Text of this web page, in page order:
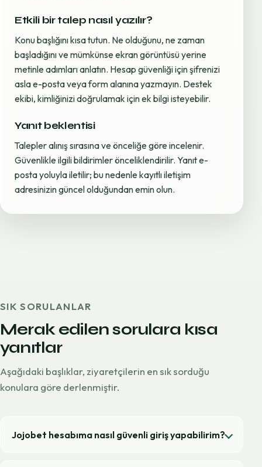
Etkili bir talep nasıl yazılır?
Konu başlığını kısa tutun. Ne olduğunu, ne zaman
başladığını ve mümkünse ekran görüntüsü yerine
metinle adımları anlatın. Hesap güvenliği için şifrenizi
asla e-posta veya form alanına yazmayın. Destek
ekibi, kimliğinizi doğrulamak için ek bilgi isteyebilir.
Yanıt beklentisi
Talepler alınış sırasına ve önceliğe göre incelenir.
Güvenlikle ilgili bildirimler önceliklendirilir. Yanıt e-
posta yoluyla iletilir; bu nedenle kayıtlı iletişim
adresinizin güncel olduğundan emin olun.
SIK SORULANLAR
Merak edilen sorulara kısa
yanıtlar
Aşağıdaki başlıklar, ziyaretçilerin en sık sorduğu
konulara göre derlenmiştir.
Jojobet hesabıma nasıl güvenli giriş yapabilirim?